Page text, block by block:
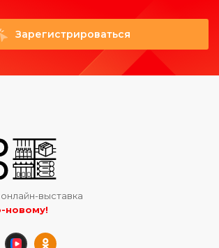
Зарегистрироваться
выставка
новому!